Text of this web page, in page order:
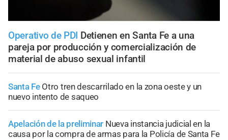
Operativo de PDI Detienen en Santa Fe a una
pareja por producción y comercialización de
material de abuso sexual infantil
Santa Fe Otro tren descarrilado en la zona oeste y un
nuevo intento de saqueo
Apelación de la preliminar Nueva instancia judicial en la
causa por la compra de armas para la Policía de Santa Fe